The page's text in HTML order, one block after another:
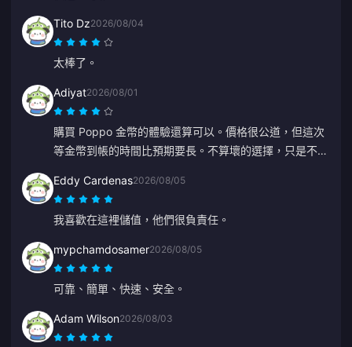
Tito Dz2026/08/04
太棒了。
Adiyat2026/08/01
購買 Poppo 金幣的體驗還算可以。價格很公道，但這次
等金幣到帳的時間比預期要長。不算壞的選擇，只是不夠
Eddy Cardenas2026/08/05
我喜歡在這裡儲值，他們很負責任。
mypchamdosamer2026/08/05
可靠、簡單、快速、安全。
Adam Wilson2026/08/03